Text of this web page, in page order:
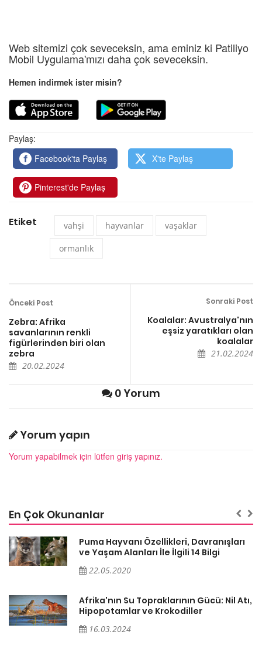
Web sitemizi çok seveceksin, ama eminiz ki Patiliyo
Mobil Uygulama'mızı daha çok seveceksin.
Hemen indirmek ister misin?
Paylaş:
Facebook'ta Paylaş
X'te Paylaş
Pinterest'de Paylaş
Etiket vahşi hayvanlar vaşaklar
ormanlık
Önceki Post
Zebra: Afrika
savanlarının renkli
figürlerinden biri olan
zebra
20.02.2024
Sonraki Post
Koalalar: Avustralya'nın
eşsiz yaratıkları olan
koalalar
21.02.2024
0 Yorum
Yorum yapın
Yorum yapabilmek için lütfen giriş yapınız.
En Çok Okunanlar
Puma Hayvanı Özellikleri, Davranışları
ve Yaşam Alanları İle İlgili 14 Bilgi
22.05.2020
Afrika'nın Su Topraklarının Gücü: Nil Atı,
Hipopotamlar ve Krokodiller
16.03.2024